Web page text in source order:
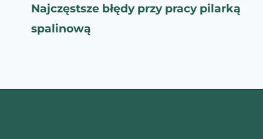
Najczęstsze błędy przy pracy pilarką
spalinową